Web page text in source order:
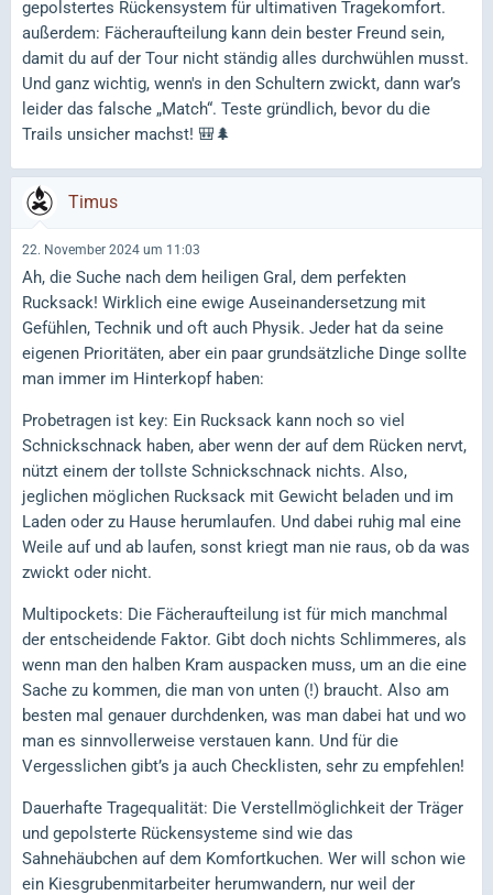
gepolstertes Rückensystem für ultimativen Tragekomfort.
außerdem: Fächeraufteilung kann dein bester Freund sein,
damit du auf der Tour nicht ständig alles durchwühlen musst.
Und ganz wichtig, wenn's in den Schultern zwickt, dann war’s
leider das falsche „Match“. Teste gründlich, bevor du die
Trails unsicher machst! 🎒🌲
Timus
22. November 2024 um 11:03
Ah, die Suche nach dem heiligen Gral, dem perfekten
Rucksack! Wirklich eine ewige Auseinandersetzung mit
Gefühlen, Technik und oft auch Physik. Jeder hat da seine
eigenen Prioritäten, aber ein paar grundsätzliche Dinge sollte
man immer im Hinterkopf haben:
Probetragen ist key: Ein Rucksack kann noch so viel
Schnickschnack haben, aber wenn der auf dem Rücken nervt,
nützt einem der tollste Schnickschnack nichts. Also,
jeglichen möglichen Rucksack mit Gewicht beladen und im
Laden oder zu Hause herumlaufen. Und dabei ruhig mal eine
Weile auf und ab laufen, sonst kriegt man nie raus, ob da was
zwickt oder nicht.
Multipockets: Die Fächeraufteilung ist für mich manchmal
der entscheidende Faktor. Gibt doch nichts Schlimmeres, als
wenn man den halben Kram auspacken muss, um an die eine
Sache zu kommen, die man von unten (!) braucht. Also am
besten mal genauer durchdenken, was man dabei hat und wo
man es sinnvollerweise verstauen kann. Und für die
Vergesslichen gibt’s ja auch Checklisten, sehr zu empfehlen!
Dauerhafte Tragequalität: Die Verstellmöglichkeit der Träger
und gepolsterte Rückensysteme sind wie das
Sahnehäubchen auf dem Komfortkuchen. Wer will schon wie
ein Kiesgrubenmitarbeiter herumwandern, nur weil der